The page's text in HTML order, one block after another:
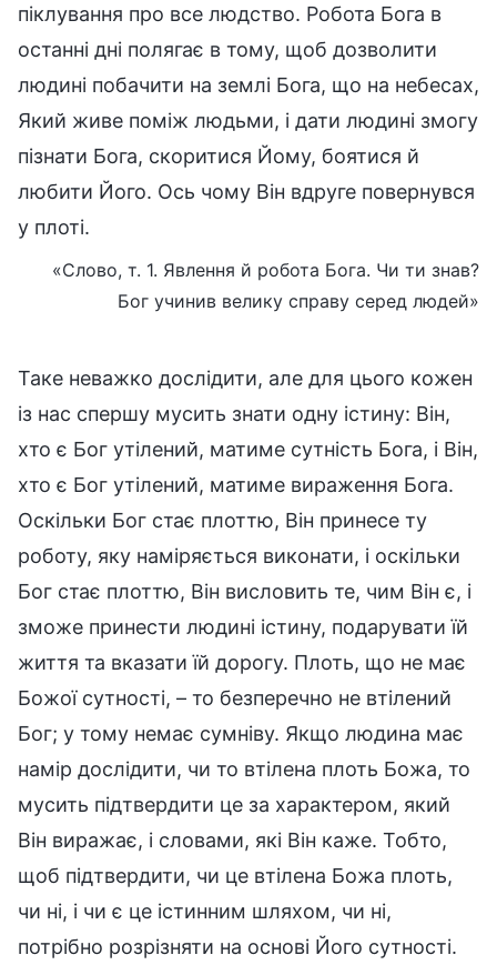
піклування про все людство. Робота Бога в
останні дні полягає в тому, щоб дозволити
людині побачити на землі Бога, що на небесах,
Який живе поміж людьми, і дати людині змогу
пізнати Бога, скоритися Йому, боятися й
любити Його. Ось чому Він вдруге повернувся
у плоті.
«Слово, т. 1. Явлення й робота Бога. Чи ти знав?
Бог учинив велику справу серед людей»
Таке неважко дослідити, але для цього кожен
із нас спершу мусить знати одну істину: Він,
хто є Бог утілений, матиме сутність Бога, і Він,
хто є Бог утілений, матиме вираження Бога.
Оскільки Бог стає плоттю, Він принесе ту
роботу, яку наміряється виконати, і оскільки
Бог стає плоттю, Він висловить те, чим Він є, і
зможе принести людині істину, подарувати їй
життя та вказати їй дорогу. Плоть, що не має
Божої сутності, – то безперечно не втілений
Бог; у тому немає сумніву. Якщо людина має
намір дослідити, чи то втілена плоть Божа, то
мусить підтвердити це за характером, який
Він виражає, і словами, які Він каже. Тобто,
щоб підтвердити, чи це втілена Божа плоть,
чи ні, і чи є це істинним шляхом, чи ні,
потрібно розрізняти на основі Його сутності.